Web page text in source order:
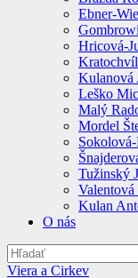
Ebner-
Hricová-
Kulanová
Leško
Malý
Mordel
Tužinský
Valentová
Kulan
O nás
Viera a Cirkev